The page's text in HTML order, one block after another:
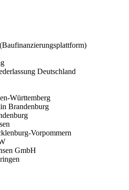
Deutschland
Württemberg
Brandenburg
Vorpommern
GmbH